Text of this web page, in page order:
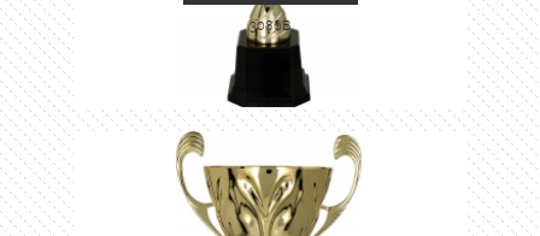
3086B